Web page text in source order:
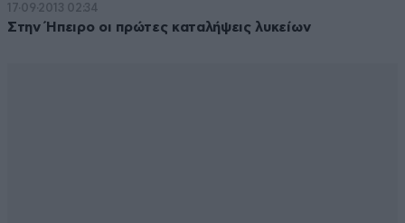
17·09·2013 02:34
Στην Ήπειρο οι πρώτες καταλήψεις λυκείων